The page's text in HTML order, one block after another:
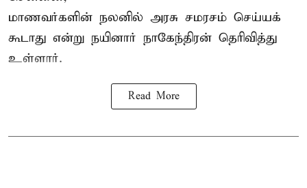
மாணவர்களின் நலனில் அரசு சமரசம் செய்யக்
கூடாது என்று நயினார் நாகேந்திரன் தெரிவித்து
உள்ளார்.
Read More